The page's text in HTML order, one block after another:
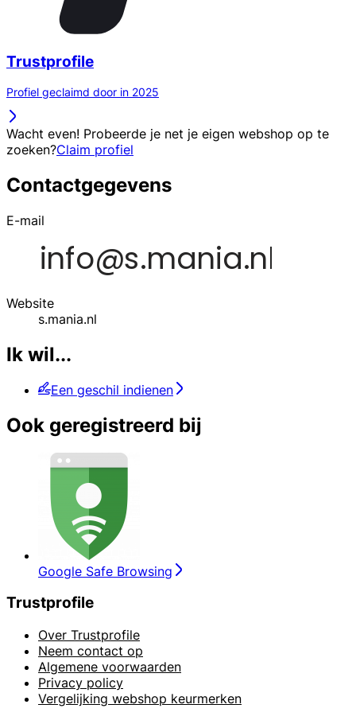
Trustprofile
Profiel geclaimd door in 2025
Wacht even! Probeerde je net je eigen webshop op te
zoeken?Claim profiel
Contactgegevens
E-mail
Website
s.mania.nl
Ik wil...
Een geschil indienen
Ook geregistreerd bij
Google Safe Browsing
Trustprofile
Over Trustprofile
Neem contact op
Algemene voorwaarden
Privacy policy
Vergelijking webshop keurmerken